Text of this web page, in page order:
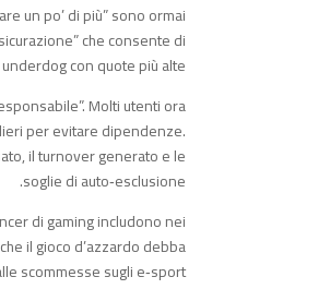
un po’ di più” sono ormai
che consente di
con quote più alte.
Molti utenti ora
per evitare dipendenze.
il turnover generato e le
soglie di auto‑esclusione.
di gaming includono nei
il gioco d’azzardo debba
scommesse sugli e‑sport.